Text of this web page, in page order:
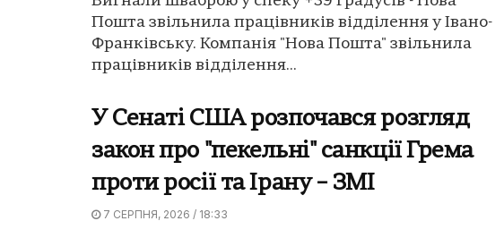
Пошта звільнила працівників відділення у Івано-
Франківську. Компанія "Нова Пошта" звільнила
працівників відділення...
У Сенаті США розпочався розгляд
закон про "пекельні" санкції Грема
проти росії та Ірану – ЗМІ
7 СЕРПНЯ, 2026 / 18:33